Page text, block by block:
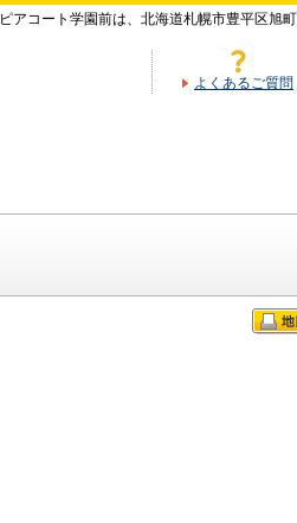
ピアコート学園前は、北海道札幌市豊平区旭
よくあるご質問